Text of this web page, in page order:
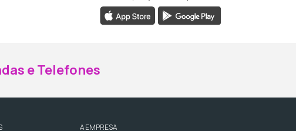
Facebook da RTP Madeira
Instagram da RTP Madeira
e Telefones
A EMPRESA